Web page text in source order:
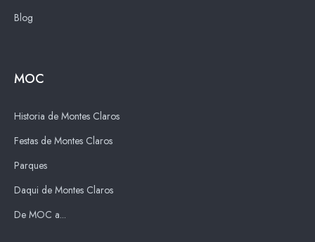
Blog
MOC
Historia de Montes Claros
Festas de Montes Claros
Parques
Daqui de Montes Claros
De MOC a...